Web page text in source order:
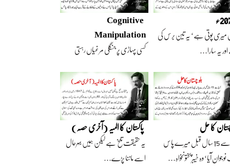
میری پوتی ہے‘ یہ تین برس کی
یہ سارا…
Cognitive
Manipulation
کسی پہاڑی پر جنگلی مرغیاں رہتی
کا حل
آج سے 15 سال قبل میرے پاس
آیا‘ وہ خیبرپختونخواہ…
پاکستان کا المیہ (آخری حصہ)
یہ حقیقت تلخ ہے لیکن ہمیں بہرحال
اسے ماننا پڑے…